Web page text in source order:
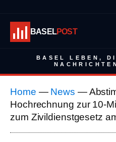
BASELPOST
BASEL LEBEN,
Home — News —
Hochrechnung zur 10-
zum Zivildienstgesetz